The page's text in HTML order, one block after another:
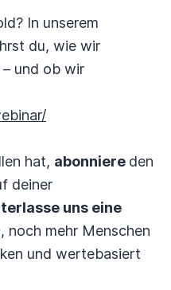
In unserem
du, wie wir
und ob wir
hat, abonniere den
deiner
uns eine
noch mehr Menschen
und wertebasiert